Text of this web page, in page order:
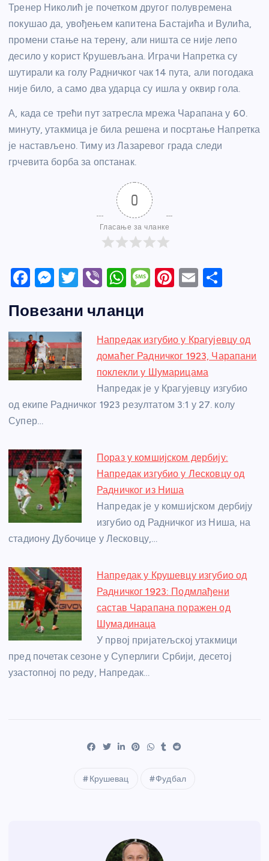
Тренер Николић је почетком другог полувремена
покушао да, увођењем капитена Бастајића и Вулића,
промени стање на терену, али ништа се није лепо
десило у корист Крушевљана. Играчи Напретка су
шутирали ка голу Радничког чак 14 пута, али погодака
није било, а само два ударца су ишла у оквир гола.
А, када се трећи пут затресла мрежа Чарапана у 60.
минуту, утакмица је била решена и посртање Напретка
је настављено. Тиму из Лазаревог града следи
грчевита борба за опстанак.
0
Гласање за чланке
F
c
e
b
o
k
M
ss
e
n
g
T
itt
er
Vi
er
W
at
s
A
p
p
M
a
g
e
Pi
e
st
E
e
Повезани чланци
Напредак изгубио у Крагујевцу од
домаћег Радничког 1923, Чарапани
поклекли у Шумарицама
Напредак је у Крагујевцу изгубио
од екипе Радничког 1923 резултатом 3:1 у 27. колу
Супер…
Пораз у комшијском дербију:
Напредак изгубио у Лесковцу од
Радничког из Ниша
Напредак је у комшијском дербију
изгубио од Радничког из Ниша, на
стадиону Дубочице у Лесковцу,…
Напредак у Крушевцу изгубио од
Радничког 1923: Подмлађени
састав Чарапана поражен од
Шумадинаца
У првој пријатељској утакмици
пред почетак сезоне у Суперлиги Србији, десетој
узастопној по реду, Напредак…
Крушевац Фудбал